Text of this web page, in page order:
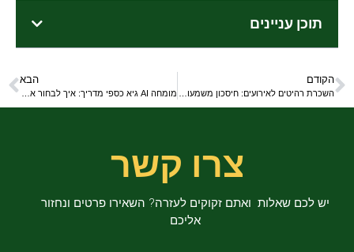
תוכן עניינים
הקודם הבא
צרו קשר
יש לכם שאלות ואתם זקוקים לעזרה? השאירו פרטים ונחזור
אליכם